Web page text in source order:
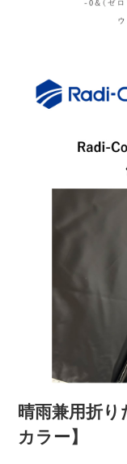
晴雨兼用折
カラー】